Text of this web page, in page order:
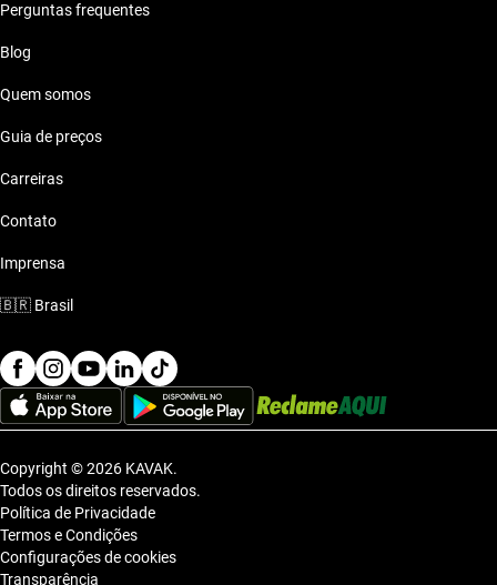
Perguntas frequentes
Blog
Quem somos
Guia de preços
Carreiras
Contato
Imprensa
🇧🇷 Brasil
Copyright © 2026 KAVAK.
Todos os direitos reservados.
Política de Privacidade
Termos e Condições
Configurações de cookies
Transparência